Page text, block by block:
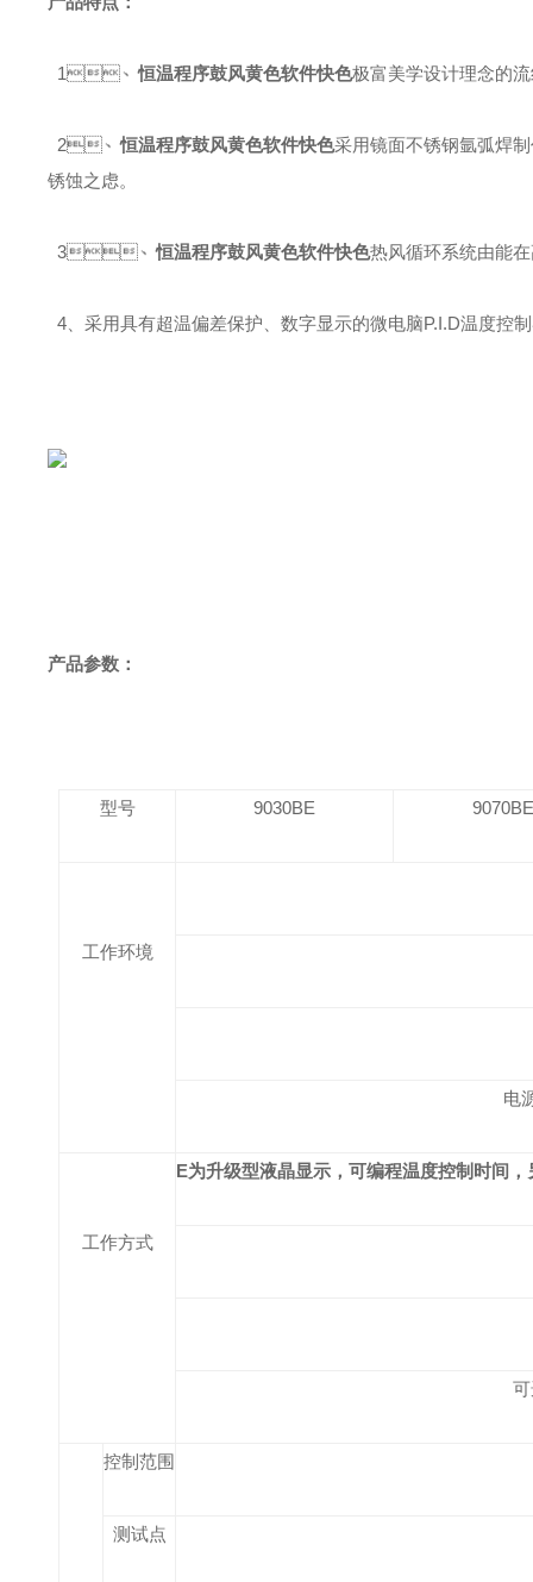
1、恒温程序鼓风黄色软件快色极富美学设计理念的流
2、恒温程序鼓风黄色软件快色采用镜面不锈钢氩弧焊制作
锈蚀之虑。
3、恒温程序鼓风黄色软件快色热风循环系统由能在
4、 采用具有超温偏差保护、数字显示的微电脑P.I.D温度控制器
产品参数：
型号 9030BE 9070BE
工作环境
电
工作方式
E为升级型液晶显示，可编程温度控制时间，
控制范围
测试点